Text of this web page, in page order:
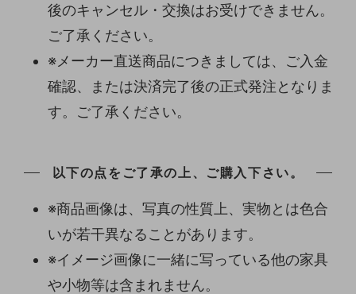
後のキャンセル・交換はお受けできません。
ご了承ください。
※メーカー直送商品につきましては、ご入金
確認、または決済完了後の正式発注となりま
す。ご了承ください。
以下の点をご了承の上、ご購入下さい。
※商品画像は、写真の性質上、実物とは色合
いが若干異なることがあります。
※イメージ画像に一緒に写っている他の家具
や小物等は含まれません。